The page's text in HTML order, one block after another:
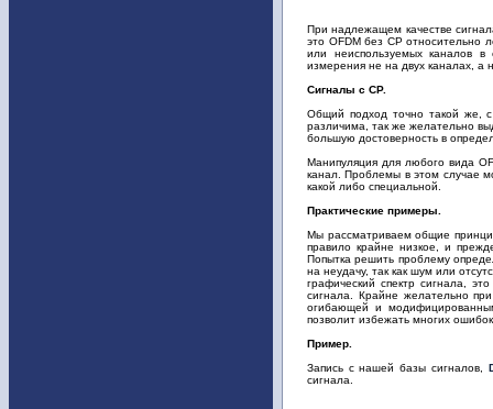
При надлежащем качестве
это OFDM без CP относительно
или неиспользуемых каналов
измерения не на двух каналах, а
Сигналы с CP.
Общий подход точно такой же,
различима, так же желательно
большую достоверность в
Манипуляция для любого вида
канал. Проблемы в этом случае
какой либо специальной.
Практические примеры.
Мы рассматриваем общие
правило крайне низкое, и
Попытка решить проблему
на неудачу, так как шум или
графический спектр сигнала,
сигнала. Крайне желательно при
огибающей и
позволит избежать многих
Пример.
Запись с нашей базы сигналов,
сигнала.